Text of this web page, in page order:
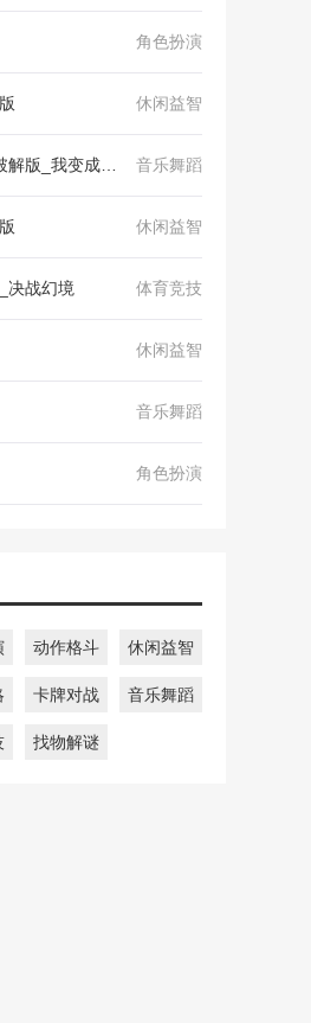
角色扮演
休闲益智
音乐舞蹈
休闲益智
决战幻境 体育竞技
休闲益智
音乐舞蹈
角色扮演
动作格斗 休闲益智
卡牌对战 音乐舞蹈
找物解谜